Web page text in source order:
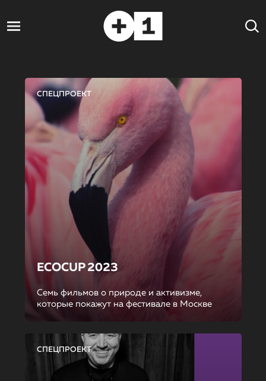
СПЕЦПРОЕКТ
ECOCUP 2023
Семь фильмов о природе и активизме,
которые покажут на фестивале в Москве
СПЕЦПРОЕКТ